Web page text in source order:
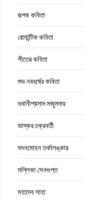
রূপক কবিতা
রোমান্টিক কবিতা
শীতের কবিতা
শুভ নববর্ষের কবিতা
ভবানীপ্রসাদ মজুমদার
ভাস্কর চক্রবর্তী
মদনমোহন তর্কালঙ্কার
মল্লিকা সেনগুপ্ত
মহাদেব সাহা